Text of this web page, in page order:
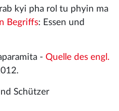
kyi pha rol tu phyin ma
Begriffs: Essen und
- Quelle des engl.
Schützer